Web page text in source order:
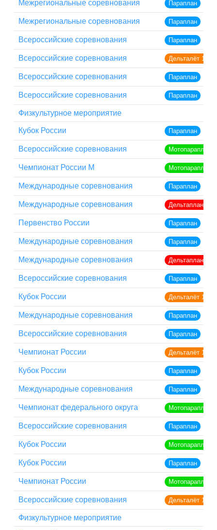
Межрегиональные соревнования Параплан
Межрегиональные соревнования Параплан
Всероссийские соревнования Параплан
Всероссийские соревнования Дельталёт 1
Всероссийские соревнования Параплан
Всероссийские соревнования Параплан
Физкультурное мероприятие
Кубок России Параплан
Всероссийские соревнования Мотопараплан
Чемпионат России М Мотопараплан
Международные соревнования Параплан
Международные соревнования Дельтаплан
Первенство России Параплан
Международные соревнования Параплан
Международные соревнования Дельтаплан
Всероссийские соревнования Параплан
Кубок России Дельталёт 1
Международные соревнования Параплан
Всероссийские соревнования Параплан
Чемпионат России Дельталёт 1
Кубок России Параплан
Международные соревнования Параплан
Чемпионат федерального округа Мотопараплан
Всероссийские соревнования Параплан
Кубок России Мотопараплан
Кубок России Параплан
Чемпионат России Мотопараплан
Всероссийские соревнования Дельталёт 1
Физкультурное мероприятие